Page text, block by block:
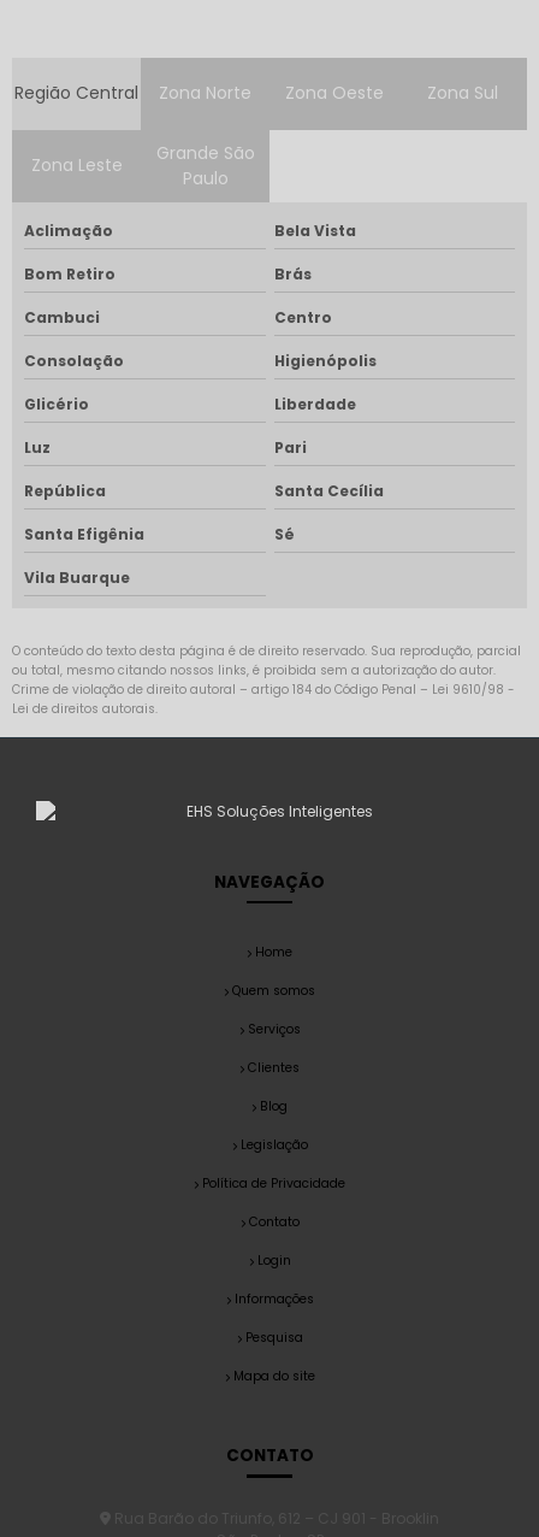
Região Central Zona Norte Zona Oeste Zona Sul
Zona Leste
Grande São
Paulo
Aclimação Bela Vista
Bom Retiro Brás
Cambuci Centro
Consolação Higienópolis
Glicério Liberdade
Luz Pari
República Santa Cecília
Santa Efigênia Sé
Vila Buarque
O conteúdo do texto desta página é de direito reservado. Sua reprodução, parcial
ou total, mesmo citando nossos links, é proibida sem a autorização do autor.
Crime de violação de direito autoral – artigo 184 do Código Penal – Lei 9610/98 -
Lei de direitos autorais.
NAVEGAÇÃO
Home
Quem somos
Serviços
Clientes
Blog
Legislação
Política de Privacidade
Contato
Login
Informações
Pesquisa
Mapa do site
CONTATO